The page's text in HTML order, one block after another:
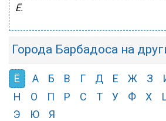
Ё.
Города Барбадоса на
Ё А Б В Г Д Е Ж З
Н
О П Р С Т У Ф Х
Э
Ю Я